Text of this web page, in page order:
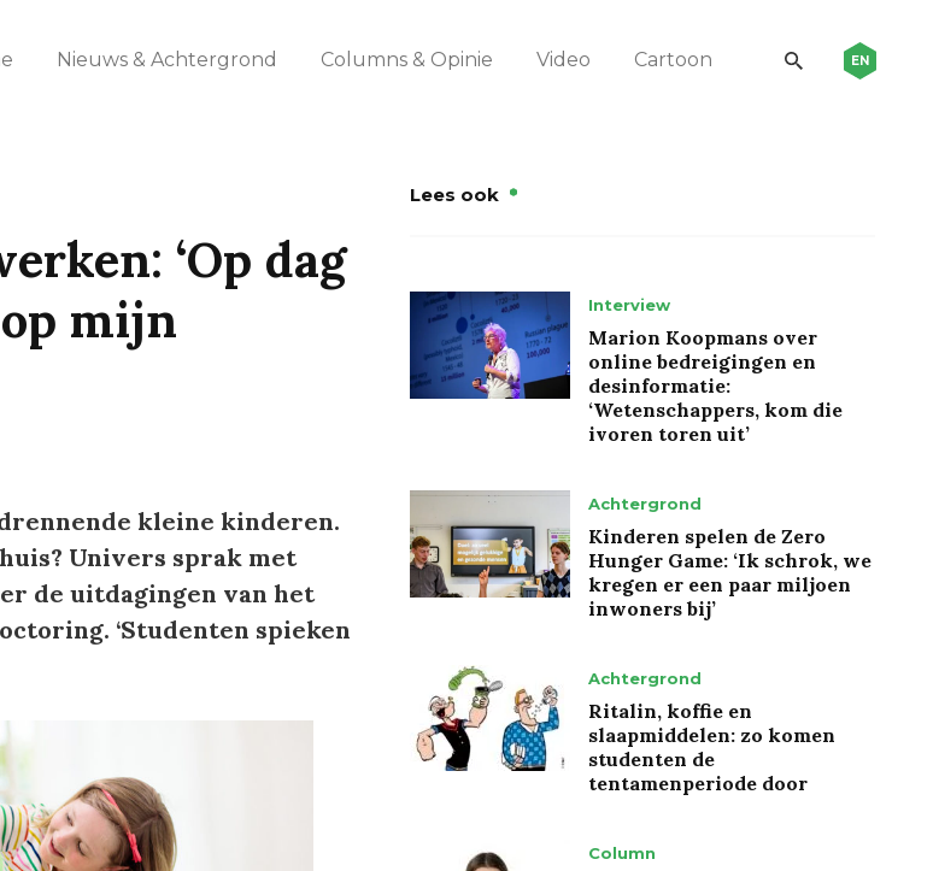
Nieuws & Achtergrond Columns & Opinie Video Cartoon EN
‘Op dag
mijn
kleine kinderen.
Univers sprak met
de uitdagingen van het
‘Studenten spieken
Lees ook
Interview
Marion Koopmans over
online bedreigingen en
desinformatie:
‘Wetenschappers, kom die
ivoren toren uit’
Achtergrond
Kinderen spelen de Zero
Hunger Game: ‘Ik schrok, we
kregen er een paar miljoen
inwoners bij’
Achtergrond
Ritalin, koffie en
slaapmiddelen: zo komen
studenten de
tentamenperiode door
Column